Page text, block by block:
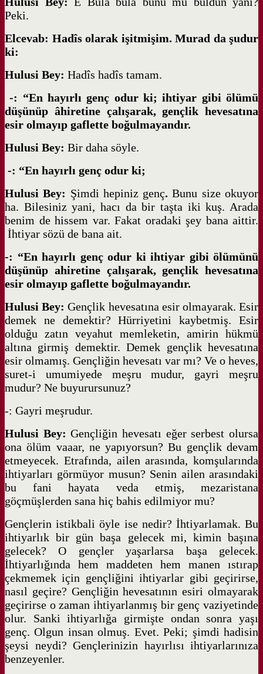
Peki.
Elcevab: Hadîs olarak işitmişim. Murad da şudur
ki:
Hulusi Bey: Hadîs hadîs tamam.
-: “En hayırlı genç odur ki; ihtiyar gibi ölümü
düşünüp âhiretine çalışarak, gençlik hevesatına
esir olmayıp gaflette boğulmayandır.
Hulusi Bey: Bir daha söyle.
-: “En hayırlı genç odur ki;
Hulusi Bey: Şimdi hepiniz genç.Bunu size okuyor
ha. Bilesiniz yani, hacı da bir taşta iki kuş. Arada
benim de hissem var. Fakat oradaki şey bana aittir.
İhtiyar sözü de bana ait.
-: “En hayırlı genç odur ki ihtiyar gibi ölümünü
düşünüp ahiretine çalışarak, gençlik hevesatına
esir olmayıp gaflette boğulmayandır.
Hulusi Bey:Gençlik hevesatına esir olmayarak. Esir
demek ne demektir? Hürriyetini kaybetmiş. Esir
olduğu zatın veyahut memleketin, amirin hükmü
altına girmiş demektir. Demek gençlik hevesatına
esir olmamış. Gençliğin hevesatı var mı? Ve o heves,
suret-i umumiyede meşru mudur, gayri meşru
mudur? Ne buyurursunuz?
-: Gayri meşrudur.
Hulusi Bey: Gençliğin hevesatı eğer serbest olursa
ona ölüm vaaar, ne yapıyorsun? Bu gençlik devam
etmeyecek. Etrafında, ailen arasında, komşularında
ihtiyarları görmüyor musun? Senin ailen arasındaki
bu fani hayata veda etmiş, mezaristana
göçmüşlerden sana hiç bahis edilmiyor mu?
Gençlerin istikbali öyle ise nedir? İhtiyarlamak. Bu
ihtiyarlık bir gün başa gelecek mi, kimin başına
gelecek? O gençler yaşarlarsa başa gelecek.
İhtiyarlığında hem maddeten hem manen ıstırap
çekmemek için gençliğini ihtiyarlar gibi geçirirse,
nasıl geçire? Gençliğin hevesatının esiri olmayarak
geçirirse o zaman ihtiyarlanmış bir genç vaziyetinde
olur. Sanki ihtiyarlığa girmişte ondan sonra yaşı
genç. Olgun insan olmuş. Evet. Peki; şimdi hadisin
şeysi neydi? Gençlerinizin hayırlısı ihtiyarlarınıza
benzeyenler.